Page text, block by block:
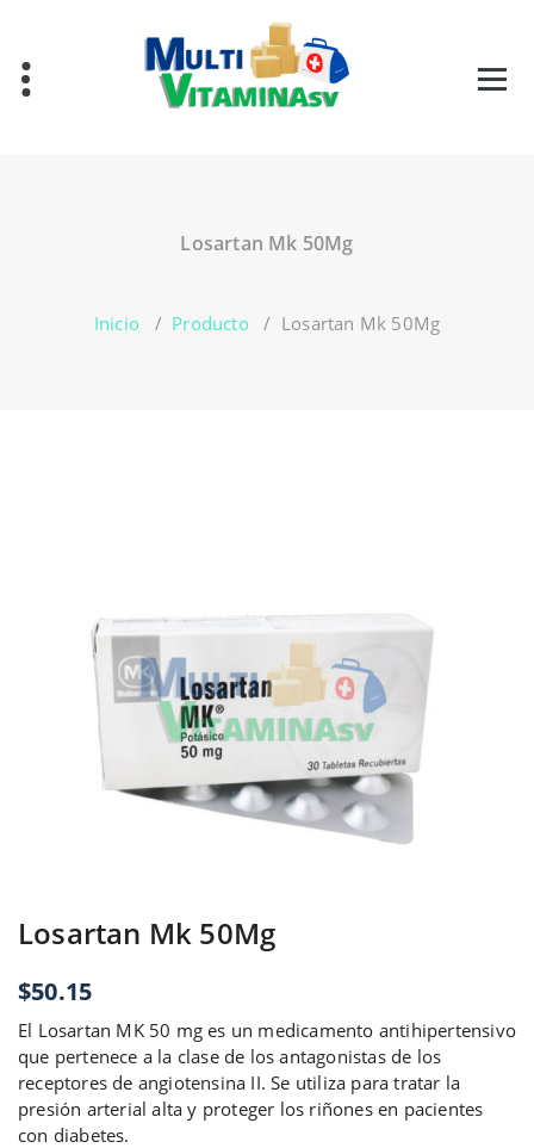
contenido
Losartan Mk 50Mg
Inicio/ Producto/ Losartan Mk 50Mg
Losartan Mk 50Mg
$50.15
El Losartan MK 50 mg es un medicamento antihipertensivo
que pertenece a la clase de los antagonistas de los
receptores de angiotensina II. Se utiliza para tratar la
presión arterial alta y proteger los riñones en pacientes
con diabetes.